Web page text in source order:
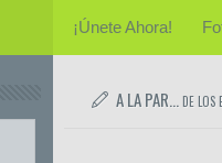
¡Únete Ahora!
A LA PAR... DE LOS